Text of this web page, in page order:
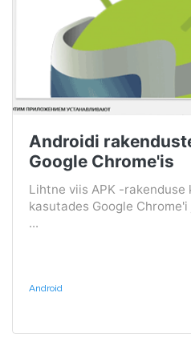
Androidi
Google Chrome'is
Lihtne viis APK -
kasutades Google
...
Android